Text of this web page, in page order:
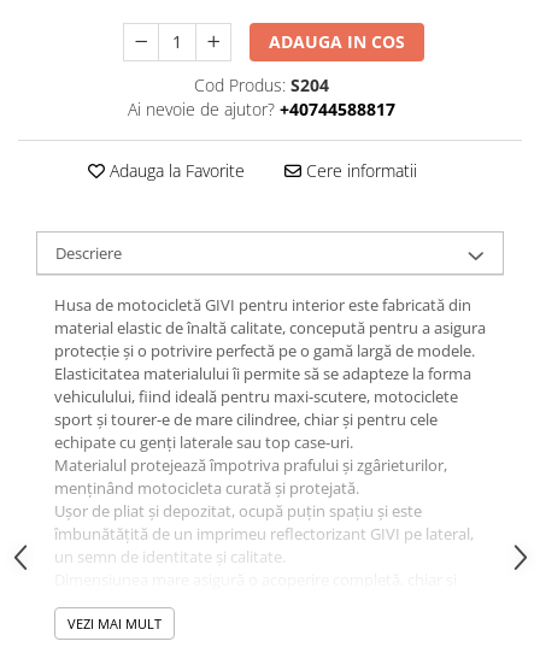
ADAUGA IN COS
Cod Produs: S204
Ai nevoie de ajutor? +40744588817
Adauga la Favorite Cere informatii
Descriere
Husa de motocicletă GIVI pentru interior este fabricată din
material elastic de înaltă calitate, concepută pentru a asigura
protecție și o potrivire perfectă pe o gamă largă de modele.
Elasticitatea materialului îi permite să se adapteze la forma
vehiculului, fiind ideală pentru maxi-scutere, motociclete
sport și tourer-e de mare cilindree, chiar și pentru cele
echipate cu genți laterale sau top case-uri.
Materialul protejează împotriva prafului și zgârieturilor,
menținând motocicleta curată și protejată.
Ușor de pliat și depozitat, ocupă puțin spațiu și este
îmbunătățită de un imprimeu reflectorizant GIVI pe lateral,
un semn de identitate și calitate.
pentru modele precum BMW GS 1300 Adventure echipată
cu un set de trei genți GIVI din aluminiu.
VEZI MAI MULT